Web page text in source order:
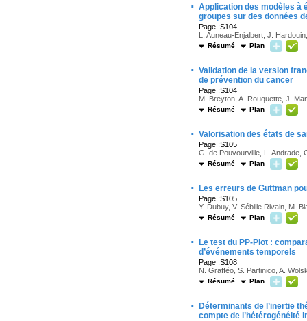
· Application des modèles à
groupes sur des données
Page :S104
L. Auneau-Enjalbert, J.
Résumé Plan
· Validation de la version
de prévention du cancer
Page :S104
M. Breyton, A. Rouquette, J.
Résumé Plan
· Valorisation des états de
Page :S105
G. de Pouvourville, L. Andrade,
Résumé Plan
· Les erreurs de Guttman
Page :S105
Y. Dubuy, V. Sébille Rivain, M.
Résumé Plan
·
Le test du PP-Plot :
d’événements temporels
Page :S108
N. Grafféo, S. Partinico, A.
Résumé Plan
·
Déterminants de l’inertie
compte de l’hétérogénéité